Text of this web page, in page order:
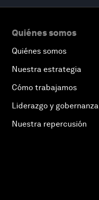
Quiénes somos
Quiénes somos
Nuestra estrategia
Cómo trabajamos
Liderazgo y gobernanza
Nuestra repercusión